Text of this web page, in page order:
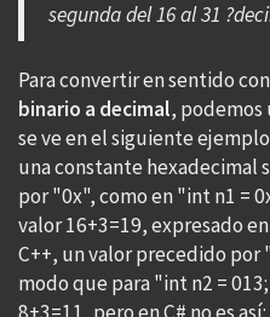
segunda del 16 al 31
Para convertir en sentido
binario a decimal, podemos
se ve en el siguiente
una constante hexadecimal
por "0x", como en "int n1 =
valor 16+3=19, expresado
C++, un valor precedido
modo que para "int n2 =